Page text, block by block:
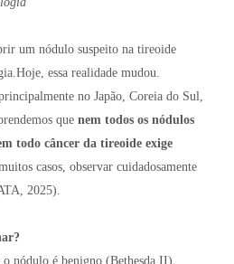
um nódulo suspeito na tireoide
essa realidade mudou.
no Japão, Coreia do Sul,
que nem todos os nódulos
todo câncer da tireoide exige
casos, observar cuidadosamente
2025).
nódulo é benigno (Bethesda II),